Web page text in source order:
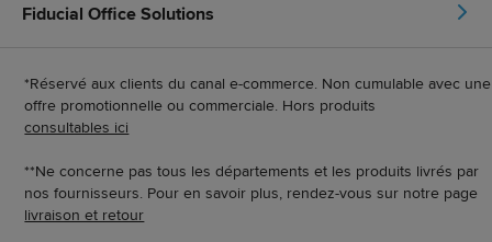
Fiducial Office Solutions
*Réservé aux clients du canal e-commerce. Non cumulable avec une
offre promotionnelle ou commerciale. Hors produits
consultables ici
**Ne concerne pas tous les départements et les produits livrés par
nos fournisseurs. Pour en savoir plus, rendez-vous sur notre page
livraison et retour